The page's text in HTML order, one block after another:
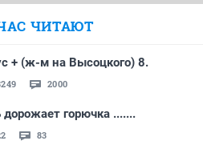
ЧИТАЮТ
+ (ж-м на Высоцкого) 8.
2000
дорожает горючка .......
83